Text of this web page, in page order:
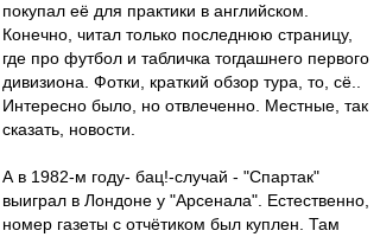
покупал её для практики в английском.
Конечно, читал только последнюю страницу,
где про футбол и табличка тогдашнего первого
дивизиона. Фотки, краткий обзор тура, то, сё..
Интересно было, но отвлеченно. Местные, так
сказать, новости.
А в 1982-м году- бац!-случай - "Спартак"
выиграл в Лондоне у "Арсенала". Естественно,
номер газеты с отчётиком был куплен. Там